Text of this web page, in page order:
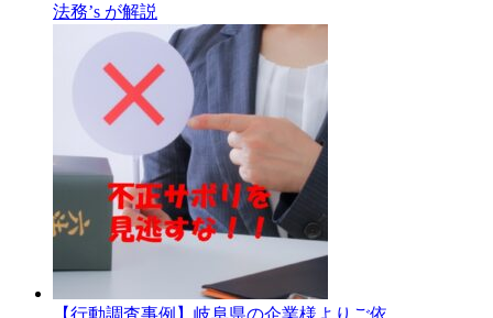
法務’s が解説
【行動調査事例】岐阜県の企業様よりご依